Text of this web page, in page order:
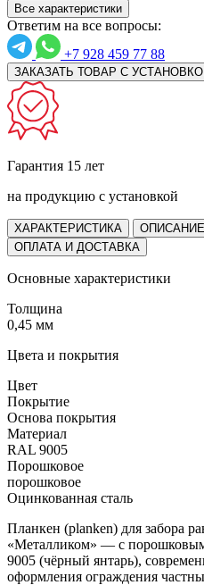
Все характеристики
Ответим на все вопросы:
+7 928 459 77 88
ЗАКАЗАТЬ ТОВАР С
Гарантия 15 лет
на продукцию с установкой
ХАРАКТЕРИСТИКА ОПИСАНИЕ
ОПЛАТА И ДОСТАВКА
Основные характеристики
Толщина
0,45 мм
Цвета и покрытия
Цвет
Покрытие
Основа покрытия
Материал
RAL 9005
Порошковое
порошковое
Оцинкованная сталь
Планкен (planken) для забора
«Металликом» — с
9005 (чёрный янтарь),
оформления ограждения